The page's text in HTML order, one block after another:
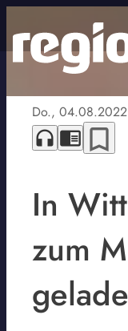
Do., 04.08.2022
headphones chrome_reader_mode bookmark_border
In
zum